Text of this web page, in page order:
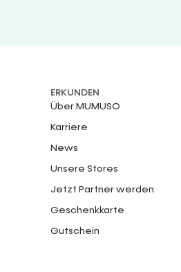
ERKUNDEN
Über MUMUSO
Karriere
News
Unsere Stores
Jetzt Partner werden
Geschenkkarte
Gutschein